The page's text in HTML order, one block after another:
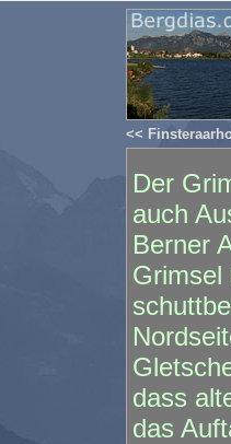
<<
Der
auch
Berner
Grimsel
dass
das